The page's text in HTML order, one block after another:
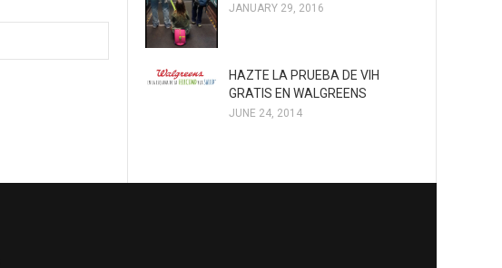
JANUARY 29, 2016
HAZTE LA PRUEBA DE VIH
GRATIS EN WALGREENS
JUNE 24, 2014